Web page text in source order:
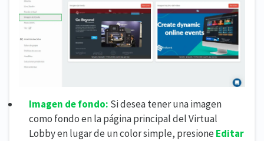
Imagen de fondo: Si desea tener una imagen
como fondo en la página principal del Virtual
Lobby en lugar de un color simple, presione Editar